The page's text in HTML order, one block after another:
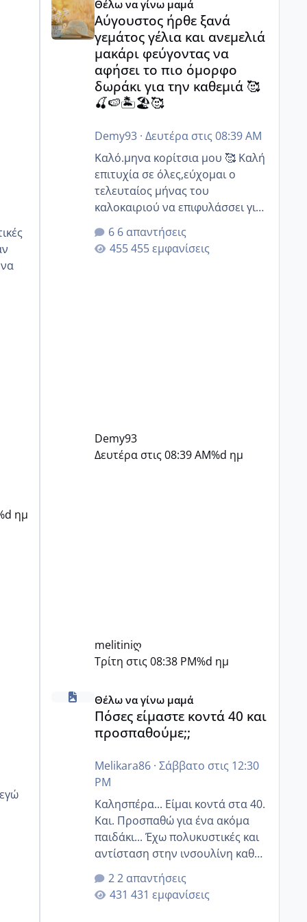
ημ
στοχευμένα;;
Θέλω να γίνω μαμά
Αύγουστος ήρθε ξανά
γεμάτος γέλια και ανεμελιά
μακάρι φεύγοντας να
αφήσει το πιο όμορφο
δωράκι για την καθεμιά 🥰
🍒🍉🏝️🏖️🥰
Demy93· Δευτέρα στις 08:39 AM
Καλό.μηνα κορίτσια μου 🥰 Καλή
επιτυχία σε όλες,εύχομαι ο
τελευταίος μήνας του
καλοκαιριού να επιφυλάσσει για
όλες σας την πιο όμορφη
έκπληξη 🧿 @Elk @Melikara86
@Παρασκευαιδου @Zenia z
6 απαντήσεις
455 εμφανίσεις
Demy93
Δευτέρα στις 08:39 AM%d ημ
melitiniღ
Τρίτη στις 08:38 PM%d ημ
Πόσες είμαστε κοντά 40 και προσπαθούμε;;
Θέλω να γίνω μαμά
Πόσες είμαστε κοντά 40 και
προσπαθούμε;;
Melikara86· Σάββατο στις 12:30
PM
Καλησπέρα... Είμαι κοντά στα 40.
Και. Προσπαθώ για ένα ακόμα
παιδάκι... Έχω πολυκυστικές και
αντίσταση στην ινσουλίνη καθώς
και χάσιμοτο! Έχω λίγα κιλά
παραπάνω και όσο κ αν
προσπαθώ δεν χάνω εύκολα!
2 απαντήσεις
431 εμφανίσεις